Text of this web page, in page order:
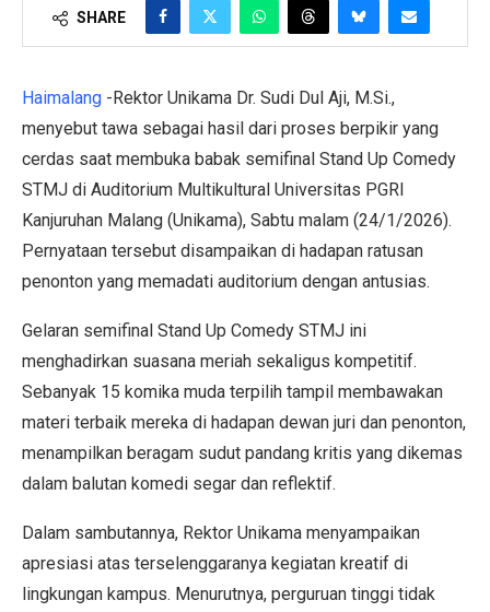
SHARE
Haimalang -Rektor Unikama Dr. Sudi Dul Aji, M.Si.,
menyebut tawa sebagai hasil dari proses berpikir yang
cerdas saat membuka babak semifinal Stand Up Comedy
STMJ di Auditorium Multikultural Universitas PGRI
Kanjuruhan Malang (Unikama), Sabtu malam (24/1/2026).
Pernyataan tersebut disampaikan di hadapan ratusan
penonton yang memadati auditorium dengan antusias.
Gelaran semifinal Stand Up Comedy STMJ ini
menghadirkan suasana meriah sekaligus kompetitif.
Sebanyak 15 komika muda terpilih tampil membawakan
materi terbaik mereka di hadapan dewan juri dan penonton,
menampilkan beragam sudut pandang kritis yang dikemas
dalam balutan komedi segar dan reflektif.
Dalam sambutannya, Rektor Unikama menyampaikan
apresiasi atas terselenggaranya kegiatan kreatif di
lingkungan kampus. Menurutnya, perguruan tinggi tidak